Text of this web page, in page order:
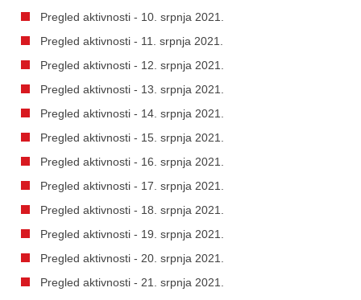
Pregled aktivnosti - 10. srpnja 2021.
Pregled aktivnosti - 11. srpnja 2021.
Pregled aktivnosti - 12. srpnja 2021.
Pregled aktivnosti - 13. srpnja 2021.
Pregled aktivnosti - 14. srpnja 2021.
Pregled aktivnosti - 15. srpnja 2021.
Pregled aktivnosti - 16. srpnja 2021.
Pregled aktivnosti - 17. srpnja 2021.
Pregled aktivnosti - 18. srpnja 2021.
Pregled aktivnosti - 19. srpnja 2021.
Pregled aktivnosti - 20. srpnja 2021.
Pregled aktivnosti - 21. srpnja 2021.